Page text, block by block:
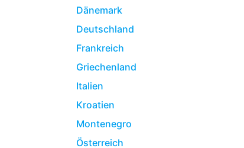
Dänemark
Deutschland
Frankreich
Griechenland
Italien
Kroatien
Montenegro
Österreich